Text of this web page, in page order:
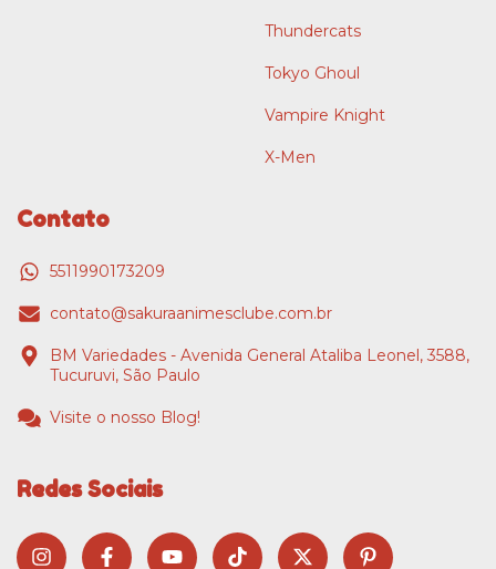
Thundercats
Tokyo Ghoul
Vampire Knight
X-Men
Contato
5511990173209
contato@sakuraanimesclube.com.br
BM Variedades - Avenida General Ataliba Leonel, 3588,
Tucuruvi, São Paulo
Visite o nosso Blog!
Redes Sociais